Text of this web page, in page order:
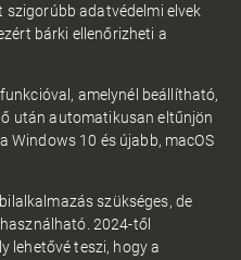
adatvédelmi elvek
bárki ellenőrizheti a
amelynél beállítható,
után automatikusan eltűnjön
Windows 10 és újabb, macOS
szükséges, de
2024-től
lehetővé teszi, hogy a